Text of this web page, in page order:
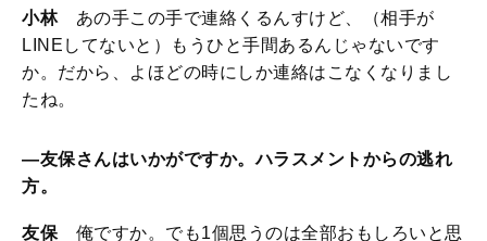
小林 あの手この手で連絡くるんすけど、（相手が
LINEしてないと）もうひと手間あるんじゃないです
か。だから、よほどの時にしか連絡はこなくなりまし
たね。
—友保さんはいかがですか。ハラスメントからの逃れ
方。
友保 俺ですか。でも1個思うのは全部おもしろいと思